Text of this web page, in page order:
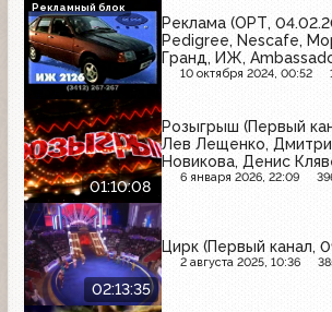
Реклама (ОРТ,
Pedigree, Nescafe,
Гранд, ИЖ,
10 октября 2024, 00:52
Рекламный блок
01:10:08
Розыгрыш (Первый
Лев Лещенко,
Новикова, Денис
Носик, Лариса
6 января 2026, 22:09
02:13:35
Цирк (Первый канал,
2 августа 2025, 10:36